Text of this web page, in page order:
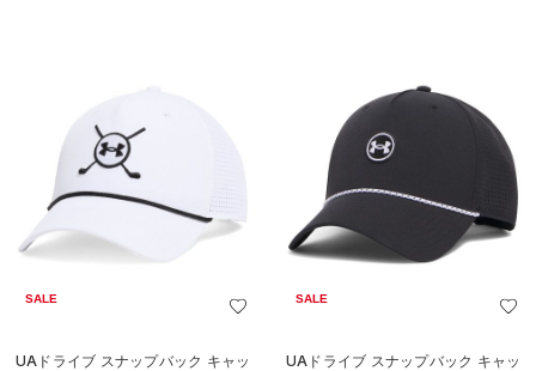
SALE
UAドライブ スナップバック キャッ
SALE
UAドライブ スナップバック キャッ